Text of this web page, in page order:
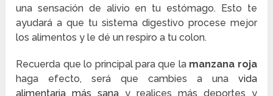
una sensación de alivio en tu estómago. Esto te
ayudará a que tu sistema digestivo procese mejor
los alimentos y le dé un respiro a tu colon.
Recuerda que lo principal para que la manzana roja
haga efecto, será que cambies a una vida
alimentaria más sana y realices más deportes y